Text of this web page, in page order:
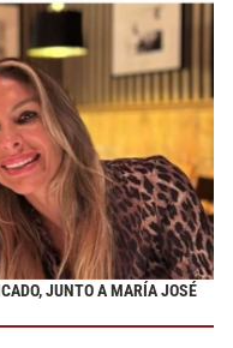
JUNTO A MARÍA JOSÉ